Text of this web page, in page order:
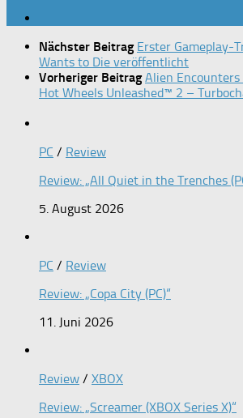
Nächster Beitrag Erster Gameplay-
Wants to Die veröffentlicht
Vorheriger Beitrag Alien
Hot Wheels Unleashed™ 2 –
PC / Review
Review: „All Quiet in the Trenches
5. August 2026
PC / Review
Review: „Copa City (PC)“
11. Juni 2026
Review / XBOX
Review: „Screamer (XBOX Series X)“